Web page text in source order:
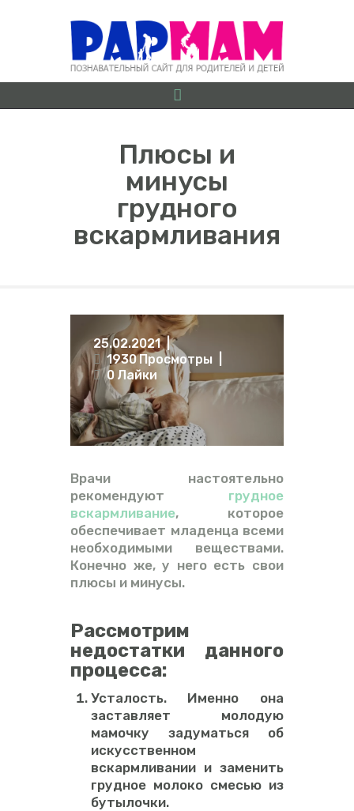
Плюсы и
минусы
грудного
вскармливания
О ПРОЕКТЕ
БЕРЕМЕННОСТЬ ОТ
А ДО Я
ИГРЫ
ЛАЙФХАКИ
ВИДЕО
ФОРУМ
25.02.2021
1930Просмотры
0 Лайки
Врачи настоятельно
рекомендуют грудное
вскармливание, которое
обеспечивает младенца всеми
необходимыми веществами.
Конечно же, у него есть свои
плюсы и минусы.
Рассмотрим
недостатки данного
процесса:
Усталость. Именно она
заставляет молодую
мамочку задуматься об
искусственном
вскармливании и заменить
грудное молоко смесью из
бутылочки.